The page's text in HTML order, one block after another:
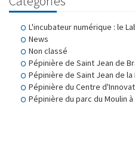
L'incubateur numérique : le
News
Non classé
Pépinière de Saint Jean de
Pépinière de Saint Jean de la
Pépinière du Centre
Pépinière du parc du Moulin